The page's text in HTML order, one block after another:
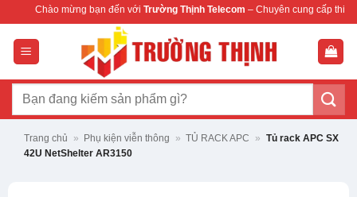
dung
bạn đến vớiTrường Thịnh Telecom– Chuyên cung cấp thiết bị mạng &
Tìm
Trang chủ » Phụ kiện viễn thông » TỦ RACK APC » Tủ rack APC SX
42U NetShelter AR3150